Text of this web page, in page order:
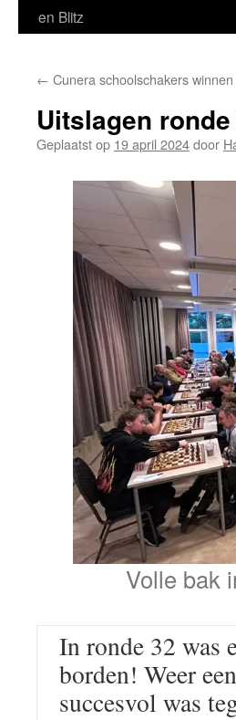
en Blitz
← Cunera schoolschakers
Uitslagen
Geplaatst op 19 april 2024door
Volle bak
In ronde 32 was
borden! Weer
succesvol was